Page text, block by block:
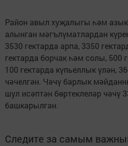
Район авыл хуҗалыгы һәм
алынган мәгълүматлардан
3530 гектарда арпа, 3350
гектарда борчак һәм солы, 500
100 гектарда күпьеллык үлән,
чәчелгән. Чәчү барлык
шул исәптән бөртеклеләр чәчү
башкарылган.
Следите за самым